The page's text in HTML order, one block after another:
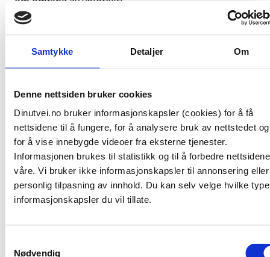
Samtykke Detaljer Om
Denne nettsiden bruker cookies
Dinutvei.no bruker informasjonskapsler (cookies) for å få
nettsidene til å fungere, for å analysere bruk av nettstedet og
for å vise innebygde videoer fra eksterne tjenester.
Informasjonen brukes til statistikk og til å forbedre nettsidene
våre. Vi bruker ikke informasjonskapsler til annonsering eller
personlig tilpasning av innhold. Du kan selv velge hvilke
informasjonskapsler du vil tillate.
Nødvendig
– FHI‑rapport: Sterk sammenheng mellom voldtekt
https://www.fhi.no/publ/2026/sammenhengen-
mellom-voldtekt-selvskading-og-selvmordsforsok-
FHI omtalt i Dagens Medisin: Én av fem norske
kvinner har blitt voldtatt (2026):
https://www.dagensmedisin.no/fhi-
helsedirektoratet-psykisk-helse/rapport-en-av-fem-
norske-kvinner-oppgir-a-ha-blitt-voldtatt/732207
Økt omfang av vold og voldtekt
https://www.forskning.no/nasjonalt-
rammet-okt-omfang-av-vold-og-voldtekt-i-